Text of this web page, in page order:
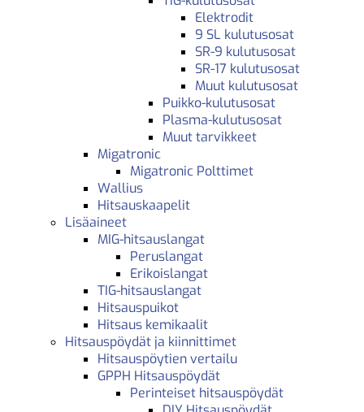
Elektrodit
9 SL kulutusosat
SR-9 kulutusosat
SR-17 kulutusosat
Muut kulutusosat
Puikko-kulutusosat
Plasma-kulutusosat
Muut tarvikkeet
Migatronic
Migatronic Polttimet
Wallius
Hitsauskaapelit
Lisäaineet
MIG-hitsauslangat
Peruslangat
Erikoislangat
TIG-hitsauslangat
Hitsauspuikot
Hitsaus kemikaalit
Hitsauspöydät ja kiinnittimet
Hitsauspöytien vertailu
GPPH Hitsauspöydät
Perinteiset hitsauspöydät